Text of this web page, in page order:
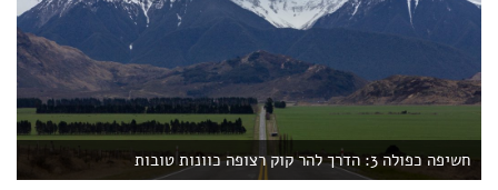
חשיפה כפולה 3: הדרך להר קוק רצופה כוונות טובות